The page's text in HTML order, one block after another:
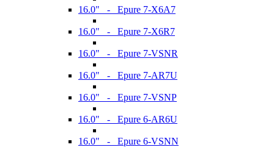
16.0" - Epure 7-X6A7
16.0" - Epure 7-X6R7
16.0" - Epure 7-VSNR
16.0" - Epure 7-AR7U
16.0" - Epure 7-VSNP
16.0" - Epure 6-AR6U
16.0" - Epure 6-VSNN